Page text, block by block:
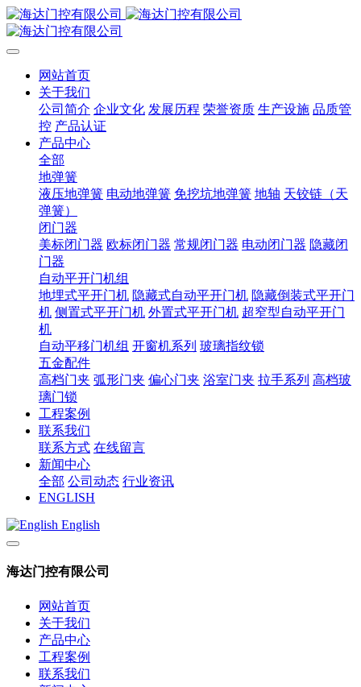
网站首页
关于我们
公司简介 企业文化 发展历程 荣誉资质 生产设施 品质管
控 产品认证
产品中心
全部
地弹簧
液压地弹簧 电动地弹簧 免挖坑地弹簧 地轴 天铰链（天
弹簧）
闭门器
美标闭门器 欧标闭门器 常规闭门器 电动闭门器 隐藏闭
门器
自动平开门机组
地埋式平开门机 隐藏式自动平开门机 隐藏倒装式平开门
机 侧置式平开门机 外置式平开门机 超窄型自动平开门
机
自动平移门机组 开窗机系列 玻璃指纹锁
五金配件
高档门夹 弧形门夹 偏心门夹 浴室门夹 拉手系列 高档玻
璃门锁
工程案例
联系我们
联系方式 在线留言
新闻中心
全部 公司动态 行业资讯
ENGLISH
English
海达门控有限公司
网站首页
关于我们
产品中心
工程案例
联系我们